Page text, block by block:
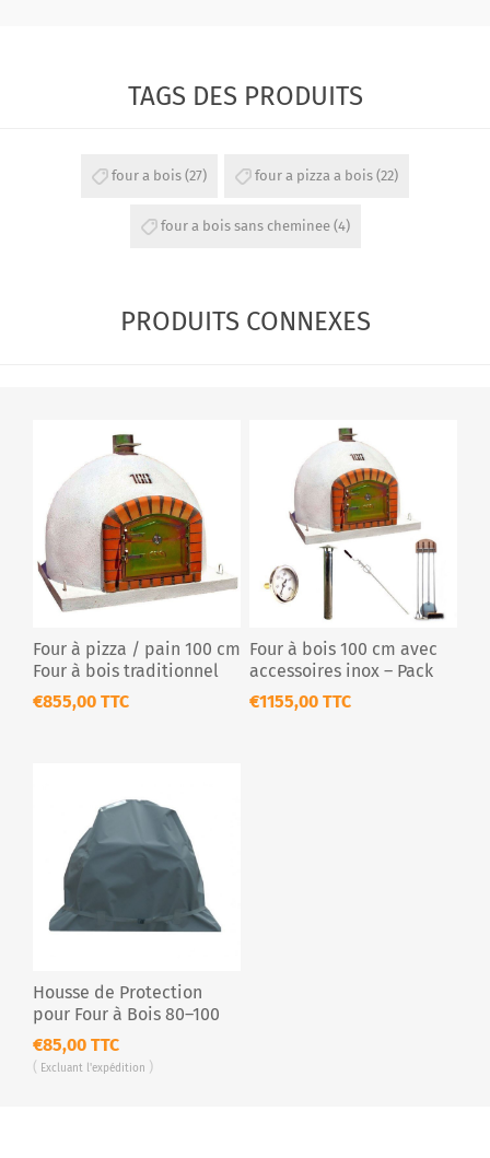
TAGS DES PRODUITS
four a bois (27) four a pizza a bois (22)
four a bois sans cheminee (4)
PRODUITS CONNEXES
Four à pizza / pain 100 cm
Four à bois traditionnel
€855,00 TTC
Four à bois 100 cm avec
accessoires inox – Pack
complet
€1155,00 TTC
Housse de Protection
pour Four à Bois 80–100
cm – Bâche Extérieure
Imperméable
€85,00 TTC
Excluant l'expédition